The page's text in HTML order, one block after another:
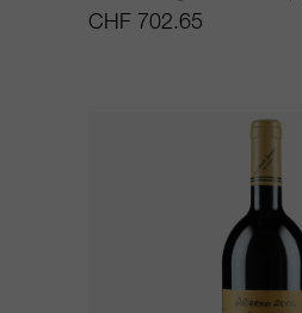
CHF 702.65